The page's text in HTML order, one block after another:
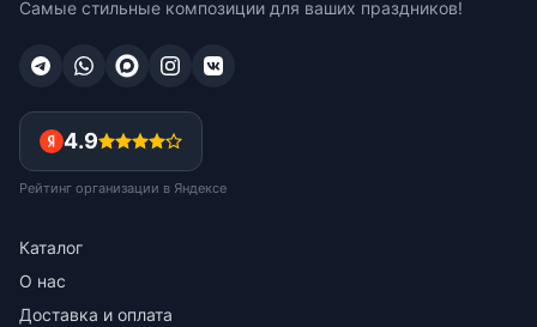
Самые стильные композиции для ваших праздников!
4.9
Рейтинг организации в Яндексе
Каталог
О нас
Доставка и оплата